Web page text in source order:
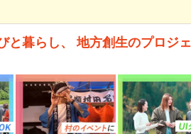
と暮らし、 地方創生のプロジ